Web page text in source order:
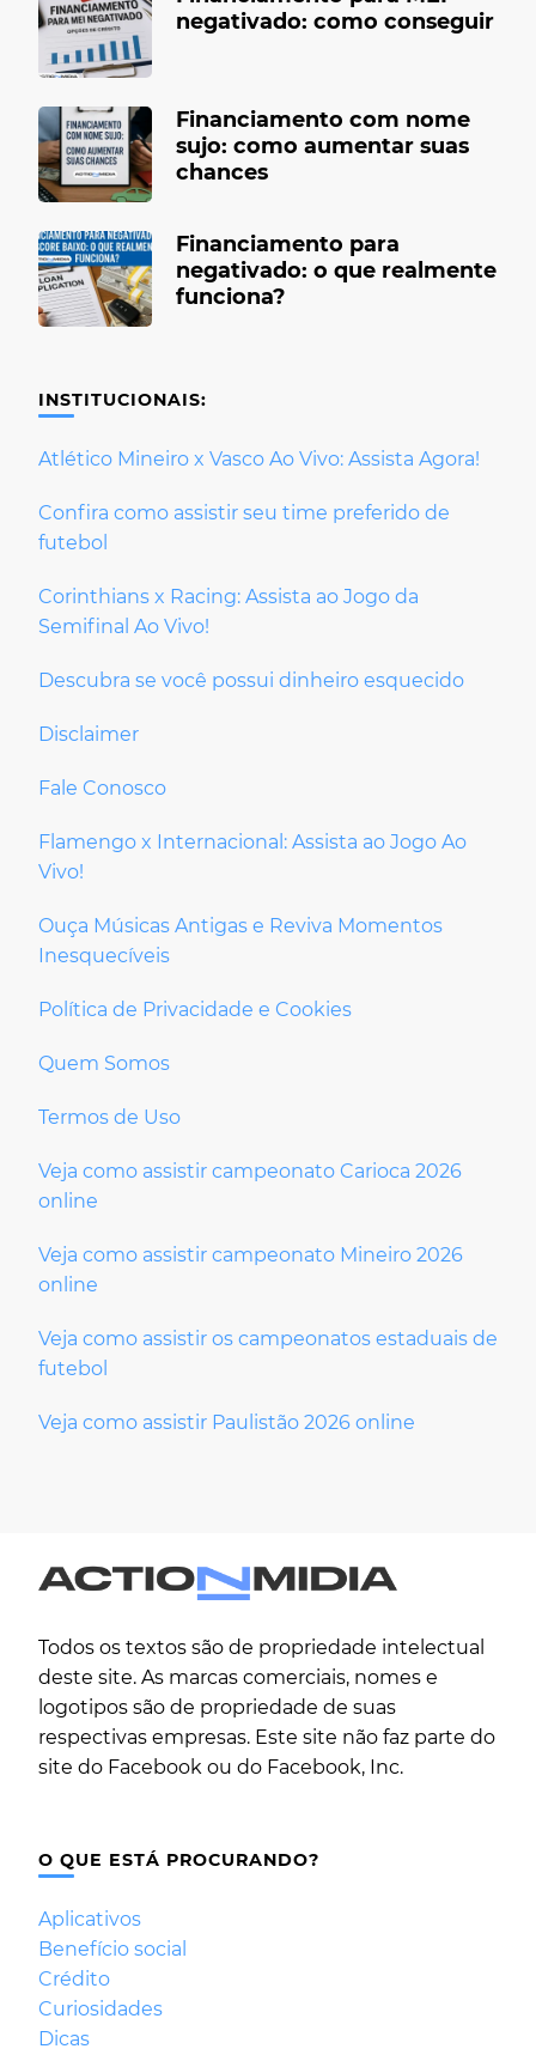
negativado: como conseguir
Financiamento com nome
sujo: como aumentar suas
chances
Financiamento para
negativado: o que realmente
funciona?
INSTITUCIONAIS:
Atlético Mineiro x Vasco Ao Vivo: Assista Agora!
Confira como assistir seu time preferido de
futebol
Corinthians x Racing: Assista ao Jogo da
Semifinal Ao Vivo!
Descubra se você possui dinheiro esquecido
Disclaimer
Fale Conosco
Flamengo x Internacional: Assista ao Jogo Ao
Vivo!
Ouça Músicas Antigas e Reviva Momentos
Inesquecíveis
Política de Privacidade e Cookies
Quem Somos
Termos de Uso
Veja como assistir campeonato Carioca 2026
online
Veja como assistir campeonato Mineiro 2026
online
Veja como assistir os campeonatos estaduais de
futebol
Veja como assistir Paulistão 2026 online
Todos os textos são de propriedade intelectual
deste site. As marcas comerciais, nomes e
logotipos são de propriedade de suas
respectivas empresas. Este site não faz parte do
site do Facebook ou do Facebook, Inc.
O QUE ESTÁ PROCURANDO?
Aplicativos
Benefício social
Crédito
Curiosidades
Dicas